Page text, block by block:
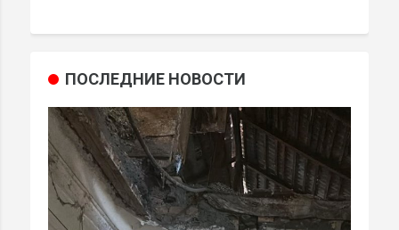
ПОСЛЕДНИЕ НОВОСТИ